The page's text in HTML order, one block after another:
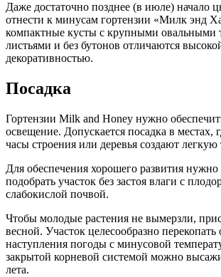
Даже достаточно позднее (в июле) начало
отнести к минусам гортензии «Милк энд
компактные кусты с крупными овальными
листьями и без бутонов отличаются
декоративностью.
Посадка
Гортензии Milk and Honey нужно
освещение. Допускается посадка в местах,
часы строения или деревья создают легкую
Для обеспечения хорошего развития нужно
подобрать участок без застоя влаги с
слабокислой почвой.
Чтобы молодые растения не вымерзли,
весной. Участок целесообразно
наступления погоды с минусовой
закрытой корневой системой можно
лета.